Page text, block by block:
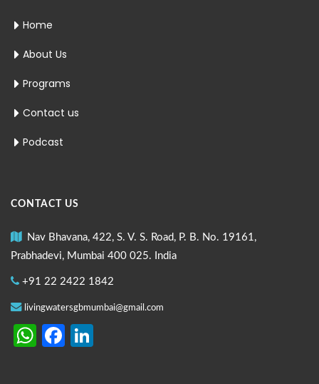
Home
About Us
Programs
Contact us
Podcast
CONTACT US
Nav Bhavana, 422, S. V. S. Road, P. B. No. 19161,
Prabhadevi, Mumbai 400 025. India
+91 22 2422 1842
livingwatersgbmumbai@gmail.com
WhatsApp
Facebook